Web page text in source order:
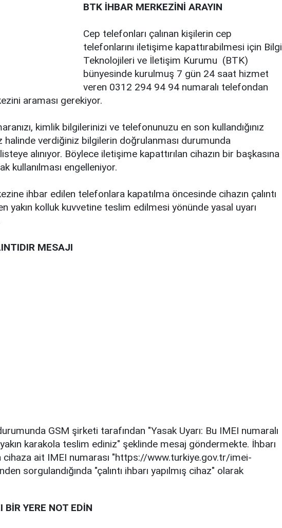
BTK İHBAR MERKEZİNİ ARAYIN
Cep telefonları çalınan kişilerin cep
telefonlarını iletişime kapattırabilmesi için Bilgi
Teknolojileri ve İletişim Kurumu (BTK)
bünyesinde kurulmuş 7 gün 24 saat hizmet
veren 0312 294 94 94 numaralı telefondan
araması gerekiyor.
kimlik bilgilerinizi ve telefonunuzu en son kullandığınız
halinde verdiğiniz bilgilerin doğrulanması durumunda
alınıyor. Böylece iletişime kapattırılan cihazın bir başkasına
kullanılması engelleniyor.
ihbar edilen telefonlara kapatılma öncesinde cihazın çalıntı
yakın kolluk kuvvetine teslim edilmesi yönünde yasal uyarı
MESAJI
GSM şirketi tarafından "Yasak Uyarı: Bu IMEI numaralı
yakın karakola teslim ediniz" şeklinde mesaj göndermekte. İhbarı
cihaza ait IMEI numarası "https://www.turkiye.gov.tr/imei-
sorgulandığında "çalıntı ihbarı yapılmış cihaz" olarak
YERE NOT EDİN